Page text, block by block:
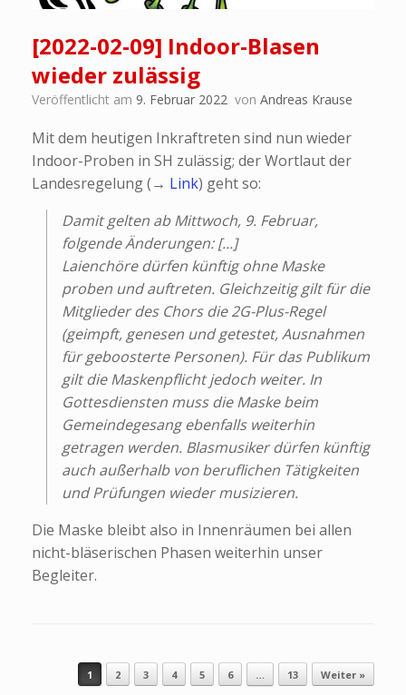
[2022-02-09] Indoor-Blasen
wieder zulässig
Veröffentlicht am 9. Februar 2022 von Andreas Krause
Mit dem heutigen Inkraftreten sind nun wieder
Indoor-Proben in SH zulässig; der Wortlaut der
Landesregelung (→ Link) geht so:
Damit gelten ab Mittwoch, 9. Februar,
folgende Änderungen: [...]
Laienchöre dürfen künftig ohne Maske
proben und auftreten. Gleichzeitig gilt für die
Mitglieder des Chors die 2G-Plus-Regel
(geimpft, genesen und getestet, Ausnahmen
für geboosterte Personen). Für das Publikum
gilt die Maskenpflicht jedoch weiter. In
Gottesdiensten muss die Maske beim
Gemeindegesang ebenfalls weiterhin
getragen werden. Blasmusiker dürfen künftig
auch außerhalb von beruflichen Tätigkeiten
und Prüfungen wieder musizieren.
Die Maske bleibt also in Innenräumen bei allen
nicht-bläserischen Phasen weiterhin unser
Begleiter.
Beitragsnavigation
1 2 3 4 5 6 … 13 Weiter »